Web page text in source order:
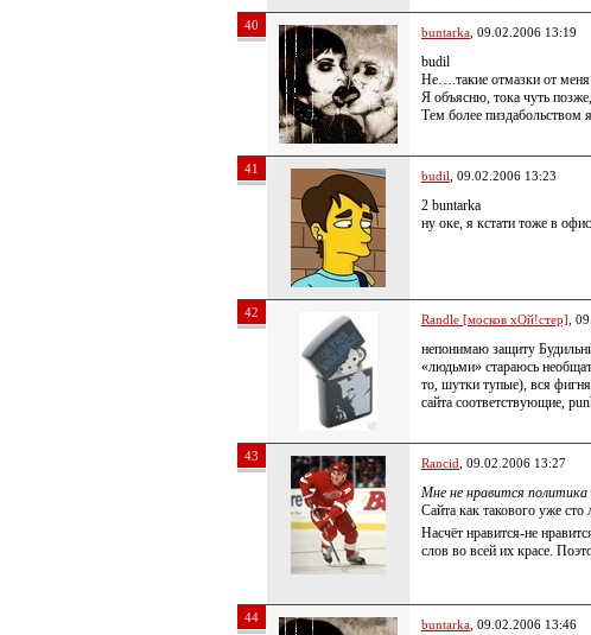
40 buntarka , 09.02.2006 13:19
budil
Не….такие отмазки от
Я объясню, тока чуть
Тем более пиздабольством
41 budil , 09.02.2006 13:23
2 buntarka
ну оке, я кстати тоже в
42 Randle [москов хОй!стер] ,
непонимаю защиту
«людьми» стараюсь
то, шутки тупые), вся
сайта соответствующие,
43 Rancid , 09.02.2006 13:27
Мне не нравится
Сайта как такового уже
Насчёт нравится-не
слов во всей их красе.
44 buntarka , 09.02.2006 13:46